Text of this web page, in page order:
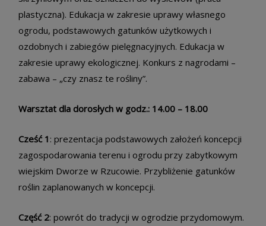
plastyczna). Edukacja w zakresie uprawy własnego
ogrodu, podstawowych gatunków użytkowych i
ozdobnych i zabiegów pielęgnacyjnych. Edukacja w
zakresie uprawy ekologicznej. Konkurs z nagrodami –
zabawa – „czy znasz te rośliny”.
Warsztat dla dorosłych w godz.: 14.00 – 18.00
Cześć 1 : prezentacja podstawowych założeń koncepcji
zagospodarowania terenu i ogrodu przy zabytkowym
wiejskim Dworze w Rzucowie. Przybliżenie gatunków
roślin zaplanowanych w koncepcji.
Część 2: powrót do tradycji w ogrodzie przydomowym.